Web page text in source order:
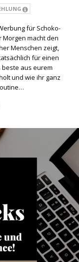
für Schoko-
Morgen macht den
Menschen zeigt,
für einen
beste aus eurem
und wie ihr ganz